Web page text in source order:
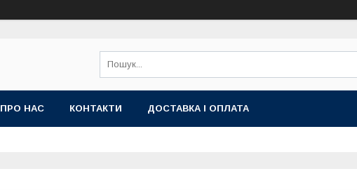
ПРО НАС КОНТАКТИ ДОСТАВКА І ОПЛАТА